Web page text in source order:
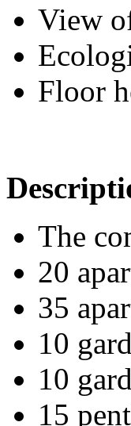
View
Floor
The
20
35
10
10
15